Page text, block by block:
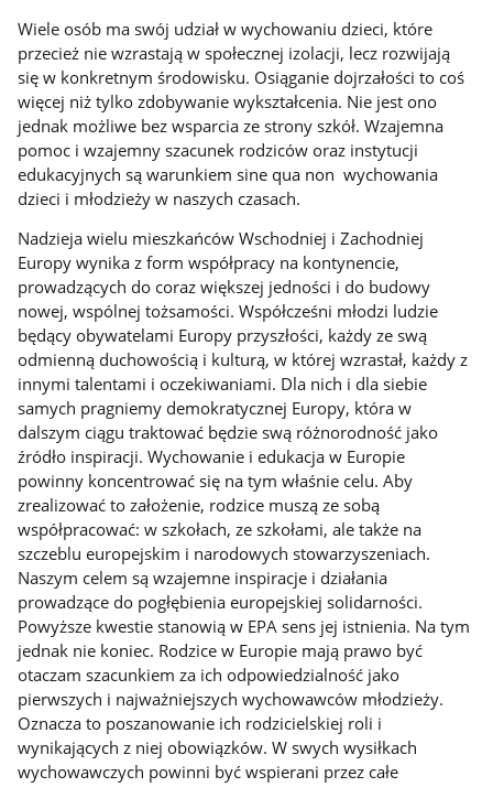
Wiele osób ma swój udział w wychowaniu dzieci, które
przecież nie wzrastają w społecznej izolacji, lecz rozwijają
się w konkretnym środowisku. Osiąganie dojrzałości to coś
więcej niż tylko zdobywanie wykształcenia. Nie jest ono
jednak możliwe bez wsparcia ze strony szkół. Wzajemna
pomoc i wzajemny szacunek rodziców oraz instytucji
edukacyjnych są warunkiem sine qua non wychowania
dzieci i młodzieży w naszych czasach.
Nadzieja wielu mieszkańców Wschodniej i Zachodniej
Europy wynika z form współpracy na kontynencie,
prowadzących do coraz większej jedności i do budowy
nowej, wspólnej tożsamości. Współcześni młodzi ludzie
będący obywatelami Europy przyszłości, każdy ze swą
odmienną duchowością i kulturą, w której wzrastał, każdy z
innymi talentami i oczekiwaniami. Dla nich i dla siebie
samych pragniemy demokratycznej Europy, która w
dalszym ciągu traktować będzie swą różnorodność jako
źródło inspiracji. Wychowanie i edukacja w Europie
powinny koncentrować się na tym właśnie celu. Aby
zrealizować to założenie, rodzice muszą ze sobą
współpracować: w szkołach, ze szkołami, ale także na
szczeblu europejskim i narodowych stowarzyszeniach.
Naszym celem są wzajemne inspiracje i działania
prowadzące do pogłębienia europejskiej solidarności.
Powyższe kwestie stanowią w EPA sens jej istnienia. Na tym
jednak nie koniec. Rodzice w Europie mają prawo być
otaczam szacunkiem za ich odpowiedzialność jako
pierwszych i najważniejszych wychowawców młodzieży.
Oznacza to poszanowanie ich rodzicielskiej roli i
wynikających z niej obowiązków. W swych wysiłkach
wychowawczych powinni być wspierani przez całe